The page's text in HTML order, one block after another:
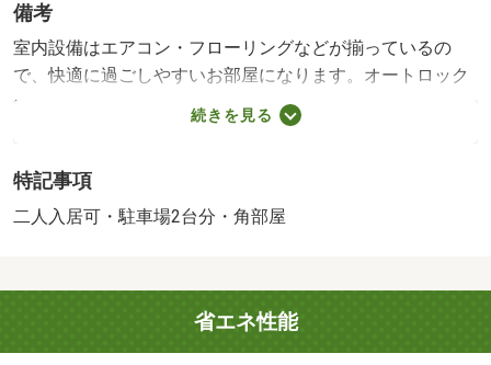
備考
室内設備はエアコン・フローリングなどが揃っているの
で、快適に過ごしやすいお部屋になります。オートロック
機能付きで、人の出入りが管理されている物件です。収納
はクロゼット・シューズボックスなど豊富なので、広々と
て、自信をもって情報を提供できるマンションです。空き
駐車スペースがあるので、近くに駐車することができま
の３ＬＤＫの物件をご検討ください。駅まで徒歩３分の位
置に立地する、アクセス良好な物件です。眺望良好な物件
はこちらです。南側にバルコニーがある物件です。・賃貸
続きを見る
特記事項
二人入居可・駐車場2台分・角部屋
省エネ性能